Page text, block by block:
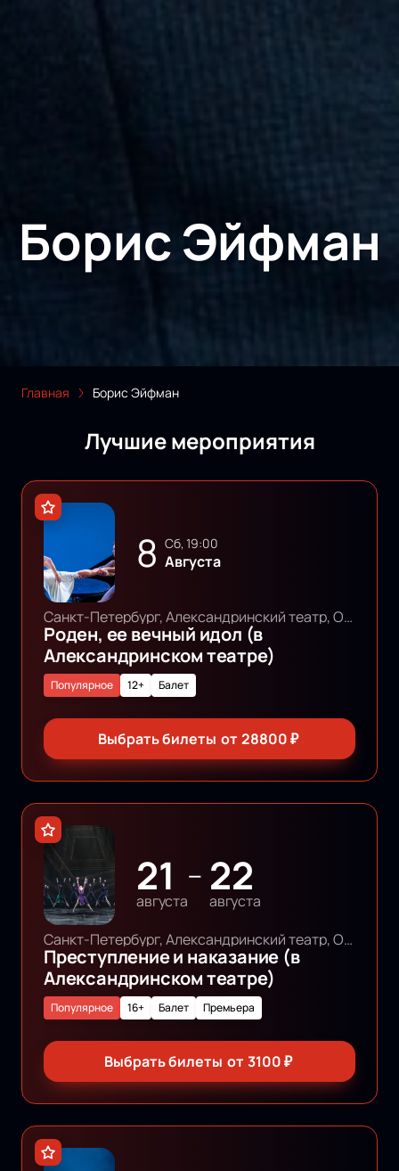
Борис Эйфман
Главная Борис Эйфман
Лучшие мероприятия
8 сб, 19:00
Августа
Санкт-Петербург, Александринский театр, Основная сцена
Роден, ее вечный идол (в
Александринском театре)
12+ Балет
Популярное
Выбрать билеты от 28800₽
21
августа
— 22
августа
Санкт-Петербург, Александринский театр, Основная сцена
Преступление и наказание (в
Александринском театре)
16+ Балет
Популярное Премьера
Выбрать билеты от 3100₽